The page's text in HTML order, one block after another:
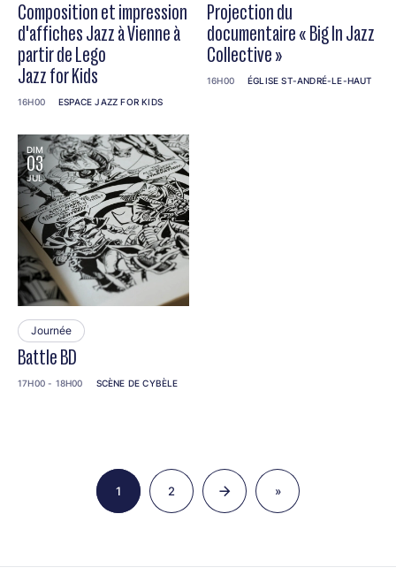
Composition et impression
d'affiches Jazz à Vienne à
partir de Lego
Jazz for Kids
16H00 ESPACE JAZZ FOR KIDS
Projection du
documentaire « Big In Jazz
Collective »
16H00 ÉGLISE ST-ANDRÉ-LE-HAUT
DIM
03
JUL
Journée
Battle BD
17H00 - 18H00 SCÈNE DE CYBÈLE
Page
1 Page
2
Dernière
page
»